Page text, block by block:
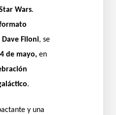
Wars.
Dave Filoni, se
4 de mayo, en
.
y una